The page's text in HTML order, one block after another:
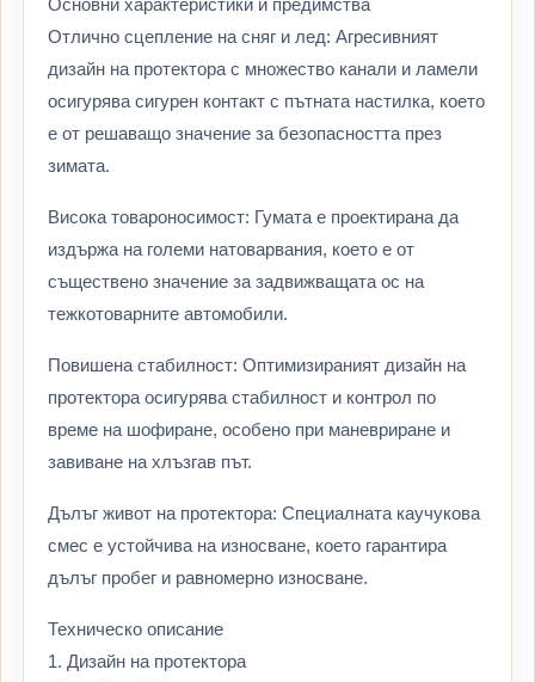
Основни характеристики и предимства
Отлично сцепление на сняг и лед: Агресивният
дизайн на протектора с множество канали и ламели
осигурява сигурен контакт с пътната настилка, което
е от решаващо значение за безопасността през
зимата.
Висока товароносимост: Гумата е проектирана да
издържа на големи натоварвания, което е от
съществено значение за задвижващата ос на
тежкотоварните автомобили.
Повишена стабилност: Оптимизираният дизайн на
протектора осигурява стабилност и контрол по
време на шофиране, особено при маневриране и
завиване на хлъзгав път.
Дълъг живот на протектора: Специалната каучукова
смес е устойчива на износване, което гарантира
дълъг пробег и равномерно износване.
Техническо описание
1. Дизайн на протектора